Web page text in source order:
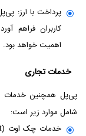
پرداخت با ارز:
کاربران فراهم
اهمیت خواهد بود.
خدمات تجاری
پی‌پل همچنین خدمات
شامل موارد زیر است: